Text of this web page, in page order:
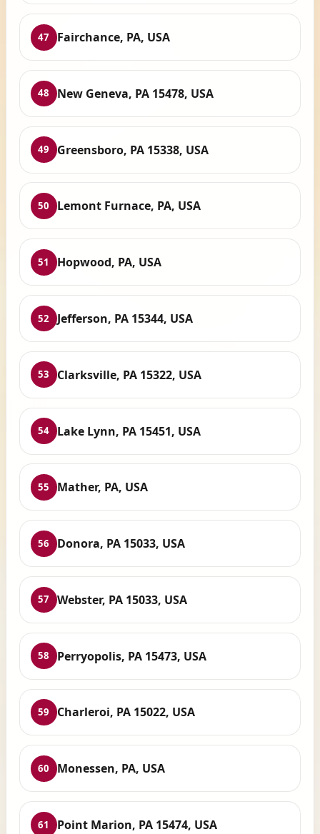
47 Fairchance, PA, USA
48 New Geneva, PA 15478, USA
49 Greensboro, PA 15338, USA
50 Lemont Furnace, PA, USA
51 Hopwood, PA, USA
52 Jefferson, PA 15344, USA
53 Clarksville, PA 15322, USA
54 Lake Lynn, PA 15451, USA
55 Mather, PA, USA
56 Donora, PA 15033, USA
57 Webster, PA 15033, USA
58 Perryopolis, PA 15473, USA
59 Charleroi, PA 15022, USA
60 Monessen, PA, USA
61 Point Marion, PA 15474, USA